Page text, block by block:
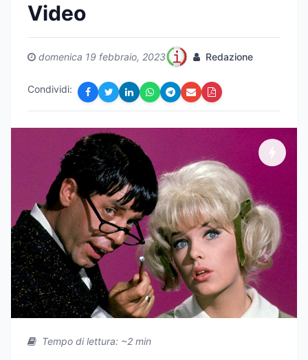
Video
domenica 19 febbraio, 2023 Redazione
Condividi:
Tempo di lettura: ~2 min